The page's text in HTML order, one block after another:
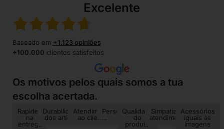
Excelente
Baseado em +1.123 opiniões
+100.000 clientes satisfeitos
Os motivos pelos quais somos a tua
escolha acertada.
Rapidez
na
entrega
Durabilidade
dos artigos
Atendimento
ao cliente
Personalização
Qualidade
do
produto
Simpatia no
atendimento
Acessórios
iguais às
imagens